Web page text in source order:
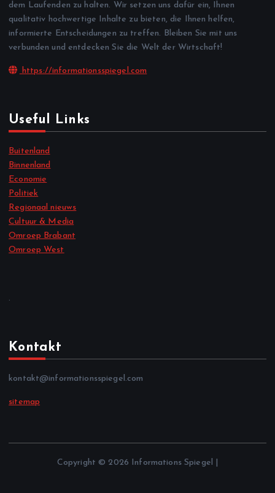
dem Laufenden zu halten. Wir setzen uns dafür ein, Ihnen
qualitativ hochwertige Inhalte zu bieten, die Ihnen helfen,
informierte Entscheidungen zu treffen. Bleiben Sie mit uns
verbunden und entdecken Sie die Welt der Wirtschaft!
https://informationsspiegel.com
Useful Links
Buitenland
Binnenland
Economie
Politiek
Regionaal nieuws
Cultuur & Media
Omroep Brabant
Omroep West
.
Kontakt
kontakt@informationsspiegel.com
sitemap
Copyright © 2026 Informations Spiegel |